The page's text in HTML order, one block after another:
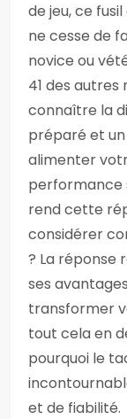
de jeu, ce
ne cesse de
novice ou
41 des autres
connaître la
préparé et
alimenter
performance
rend cette
considérer
? La réponse
ses
transformer
tout cela en
pourquoi le
et de fiabilité.